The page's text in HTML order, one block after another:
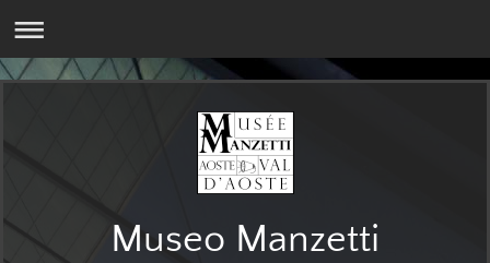
Museo Manzetti